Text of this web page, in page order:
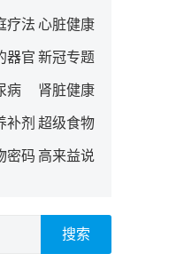
疗法 心脏健康
器官 新冠专题
病 肾脏健康
补剂 超级食物
密码 高来益说
搜索